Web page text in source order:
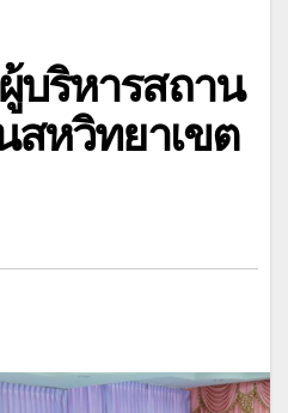
ริหารสถาน
สหวิทยาเขต